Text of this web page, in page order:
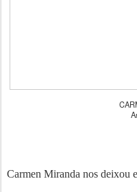
Carmen Miranda nos deixou